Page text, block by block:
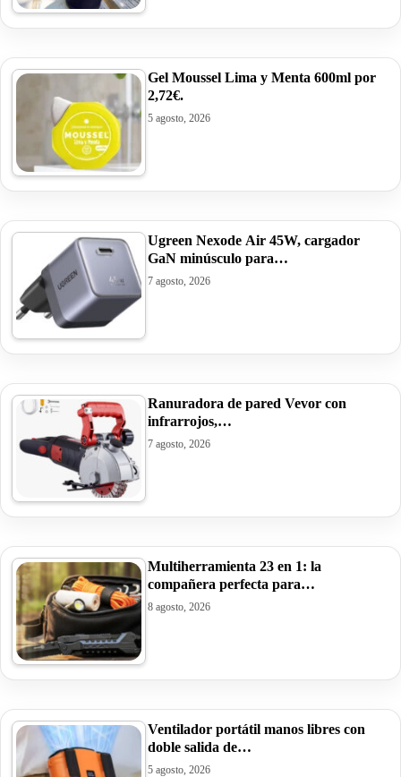
Gel Moussel Lima y Menta 600ml por
2,72€.
5 agosto, 2026
Ugreen Nexode Air 45W, cargador
GaN minúsculo para…
7 agosto, 2026
Ranuradora de pared Vevor con
infrarrojos,…
7 agosto, 2026
Multiherramienta 23 en 1: la
compañera perfecta para…
8 agosto, 2026
Ventilador portátil manos libres con
doble salida de…
5 agosto, 2026